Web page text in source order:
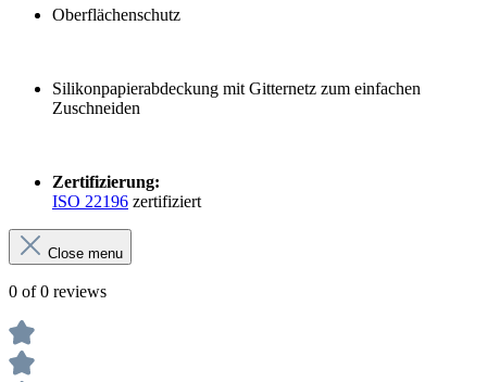
Oberflächenschutz
Silikonpapierabdeckung mit Gitternetz zum einfachen
Zuschneiden
Zertifizierung:
ISO 22196 zertifiziert
Close menu
0 of 0 reviews